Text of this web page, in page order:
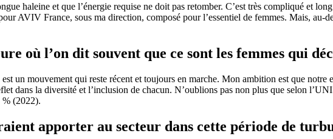
haleine et que l’énergie requise ne doit pas retomber. C’est très compliqué et
AVIV France, sous ma direction, composé pour l’essentiel de femmes. Mais, au-
où l’on dit souvent que ce sont les femmes qui
un mouvement qui reste récent et toujours en marche. Mon ambition est que
dans la diversité et l’inclusion de chacun. N’oublions pas non plus que selon
% (2022).
apporter au secteur dans cette période de